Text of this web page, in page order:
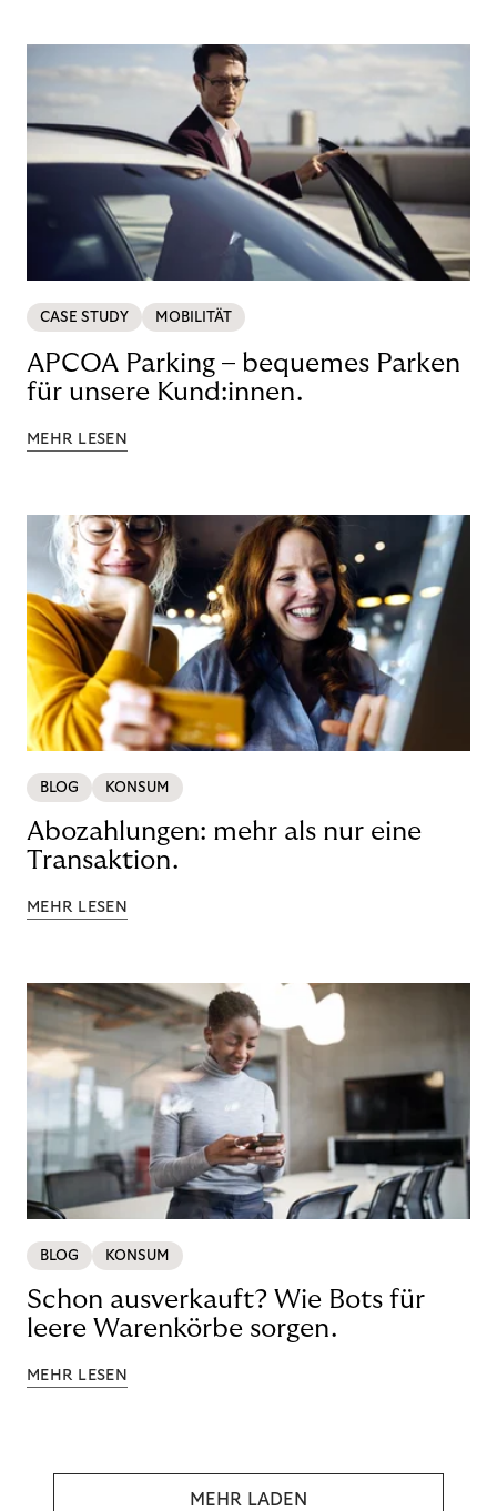
CASE STUDY MOBILITÄT
APCOA Parking – bequemes Parken
für unsere Kund:innen.
MEHR LESEN
BLOG KONSUM
Abozahlungen: mehr als nur eine
Transaktion.
MEHR LESEN
BLOG KONSUM
Schon ausverkauft? Wie Bots für
leere Warenkörbe sorgen.
MEHR LESEN
MEHR LADEN